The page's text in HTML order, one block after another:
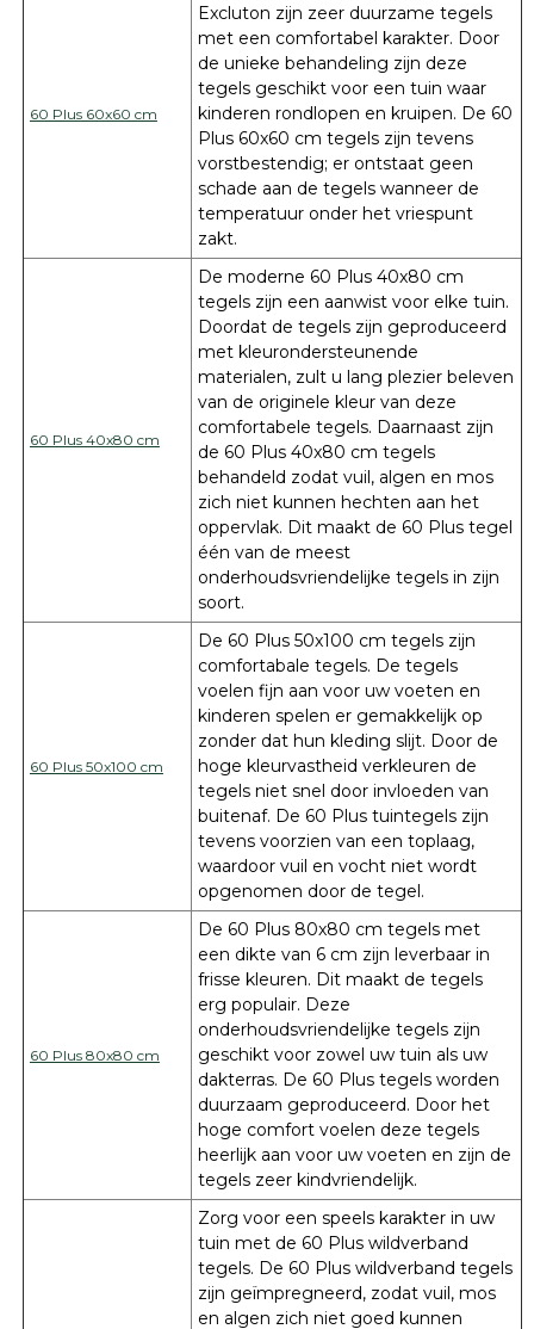
60 Plus 60x60 cm
Excluton zijn zeer duurzame tegels
met een comfortabel karakter. Door
de unieke behandeling zijn deze
tegels geschikt voor een tuin waar
kinderen rondlopen en kruipen. De 60
Plus 60x60 cm tegels zijn tevens
vorstbestendig; er ontstaat geen
schade aan de tegels wanneer de
temperatuur onder het vriespunt
zakt.
60 Plus 40x80 cm
De moderne 60 Plus 40x80 cm
tegels zijn een aanwist voor elke tuin.
Doordat de tegels zijn geproduceerd
met kleurondersteunende
materialen, zult u lang plezier beleven
van de originele kleur van deze
comfortabele tegels. Daarnaast zijn
de 60 Plus 40x80 cm tegels
behandeld zodat vuil, algen en mos
zich niet kunnen hechten aan het
oppervlak. Dit maakt de 60 Plus tegel
één van de meest
onderhoudsvriendelijke tegels in zijn
soort.
60 Plus 50x100 cm
De 60 Plus 50x100 cm tegels zijn
comfortabale tegels. De tegels
voelen fijn aan voor uw voeten en
kinderen spelen er gemakkelijk op
zonder dat hun kleding slijt. Door de
hoge kleurvastheid verkleuren de
tegels niet snel door invloeden van
buitenaf. De 60 Plus tuintegels zijn
tevens voorzien van een toplaag,
waardoor vuil en vocht niet wordt
opgenomen door de tegel.
60 Plus 80x80 cm
De 60 Plus 80x80 cm tegels met
een dikte van 6 cm zijn leverbaar in
frisse kleuren. Dit maakt de tegels
erg populair. Deze
onderhoudsvriendelijke tegels zijn
geschikt voor zowel uw tuin als uw
dakterras. De 60 Plus tegels worden
duurzaam geproduceerd. Door het
hoge comfort voelen deze tegels
heerlijk aan voor uw voeten en zijn de
tegels zeer kindvriendelijk.
Zorg voor een speels karakter in uw
tuin met de 60 Plus wildverband
tegels. De 60 Plus wildverband tegels
zijn geïmpregneerd, zodat vuil, mos
en algen zich niet goed kunnen